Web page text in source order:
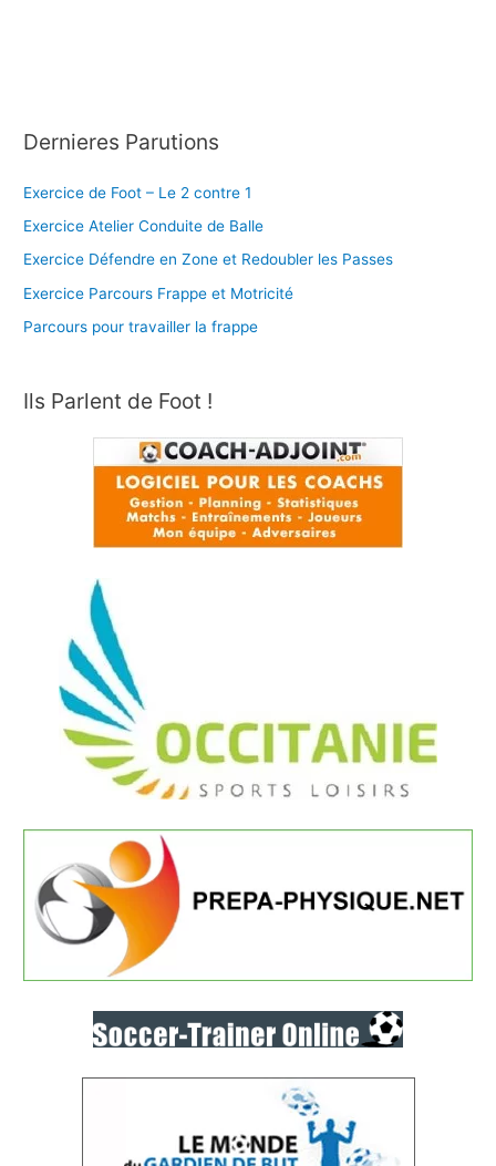
Dernieres Parutions
Exercice de Foot – Le 2 contre 1
Exercice Atelier Conduite de Balle
Exercice Défendre en Zone et Redoubler les Passes
Exercice Parcours Frappe et Motricité
Parcours pour travailler la frappe
Ils Parlent de Foot !